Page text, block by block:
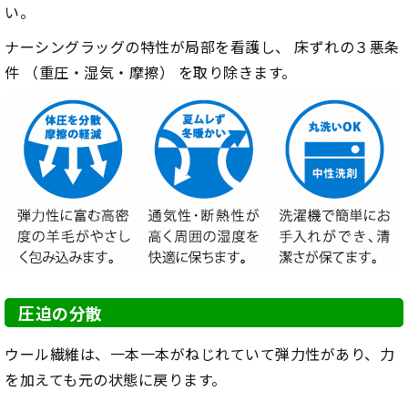
い。
ナーシングラッグの特性が局部を看護し、 床ずれの３悪条
件 （重圧・湿気・摩擦） を取り除きます。
圧迫の分散
ウール繊維は、一本一本がねじれていて弾力性があり、力
を加えても元の状態に戻ります。